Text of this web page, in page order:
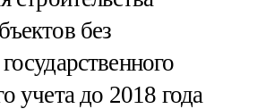
без
учета до 2018 года